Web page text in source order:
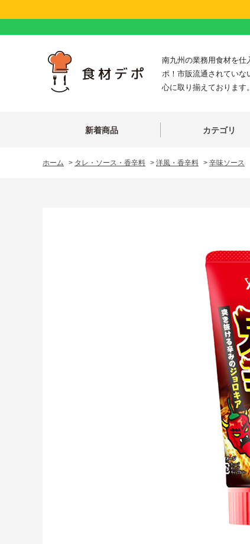
南九州の業務用食材を仕
ポ！市販流通されていな
心に取り揃えております。
新着商品 カテゴリ
ホーム > タレ・ソース・香辛料 > 洋風・香辛料 > 辛味ソース